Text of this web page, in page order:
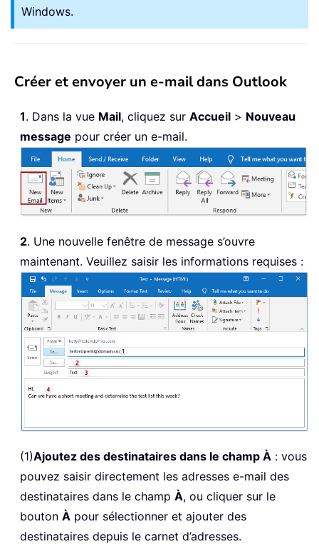
Windows.
Créer et envoyer un e-mail dans Outlook
1. Dans la vue Mail, cliquez sur Accueil > Nouveau
message pour créer un e-mail.
2. Une nouvelle fenêtre de message s’ouvre
maintenant. Veuillez saisir les informations requises :
(1)Ajoutez des destinataires dans le champ À : vous
pouvez saisir directement les adresses e-mail des
destinataires dans le champ À, ou cliquer sur le
bouton À pour sélectionner et ajouter des
destinataires depuis le carnet d’adresses.